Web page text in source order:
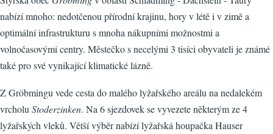
nabízí mnoho: nedotčenou přírodní krajinu, hory v létě i v zimě a
optimální infrastrukturu s mnoha nákupními možnostmi a
volnočasovými centry. Městečko s necelými 3 tisíci obyvateli je známé
také pro své vynikající klimatické lázně.
Z Gröbmingu vede cesta do malého lyžařského areálu na nedalekém
vrcholu Stoderzinken. Na 6 sjezdovek se vyvezete některým ze 4
lyžařských vleků. Větší výběr nabízí lyžařská houpačka Hauser